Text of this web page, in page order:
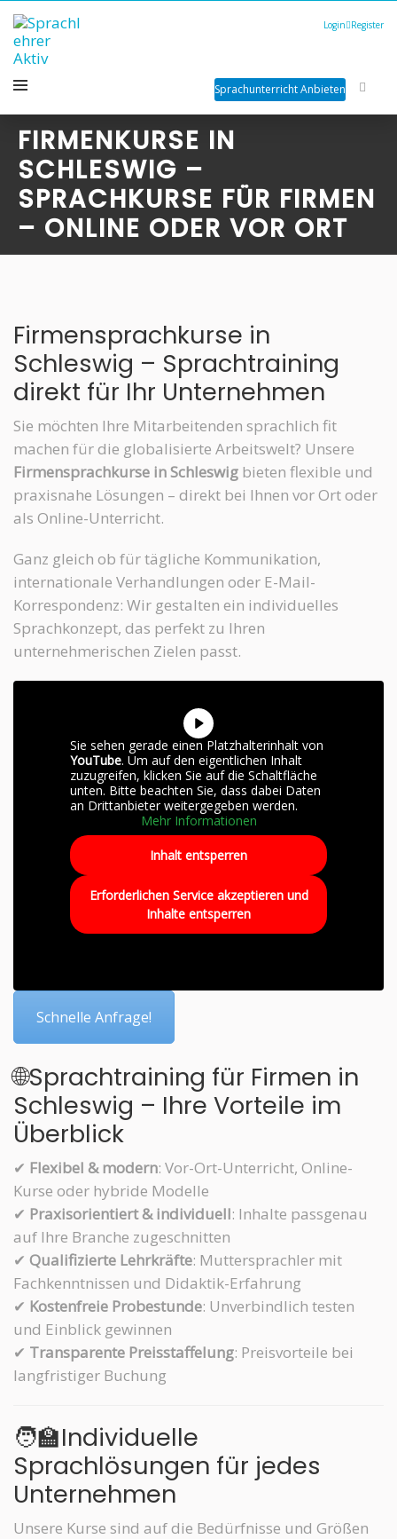
Login Register
Sprachunterricht Anbieten
FIRMENKURSE IN
SCHLESWIG –
SPRACHKURSE FÜR FIRMEN
– ONLINE ODER VOR ORT
Firmensprachkurse in
Schleswig – Sprachtraining
direkt für Ihr Unternehmen
Sie möchten Ihre Mitarbeitenden sprachlich fit
machen für die globalisierte Arbeitswelt? Unsere
Firmensprachkurse in Schleswig bieten flexible und
praxisnahe Lösungen – direkt bei Ihnen vor Ort oder
als Online-Unterricht.
Ganz gleich ob für tägliche Kommunikation,
internationale Verhandlungen oder E-Mail-
Korrespondenz: Wir gestalten ein individuelles
Sprachkonzept, das perfekt zu Ihren
unternehmerischen Zielen passt.
Sie sehen gerade einen Platzhalterinhalt von
YouTube. Um auf den eigentlichen Inhalt
zuzugreifen, klicken Sie auf die Schaltfläche
unten. Bitte beachten Sie, dass dabei Daten
an Drittanbieter weitergegeben werden.
Mehr Informationen
Inhalt entsperren
Erforderlichen Service akzeptieren und
Inhalte entsperren
Schnelle Anfrage!
🌐Sprachtraining für Firmen in
Schleswig – Ihre Vorteile im
Überblick
✔ Flexibel & modern: Vor-Ort-Unterricht, Online-
Kurse oder hybride Modelle
✔ Praxisorientiert & individuell: Inhalte passgenau
auf Ihre Branche zugeschnitten
✔ Qualifizierte Lehrkräfte: Muttersprachler mit
Fachkenntnissen und Didaktik-Erfahrung
✔ Kostenfreie Probestunde: Unverbindlich testen
und Einblick gewinnen
✔ Transparente Preisstaffelung: Preisvorteile bei
langfristiger Buchung
🧑‍🏫Individuelle
Sprachlösungen für jedes
Unternehmen
Unsere Kurse sind auf die Bedürfnisse und Größen